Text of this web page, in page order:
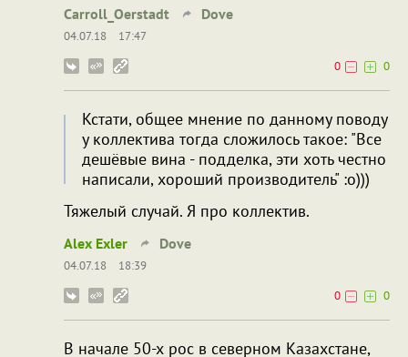
Carroll_Oerstadt Dove
04.07.18
17:47
0
0
Кстати, общее мнение по данному поводу
у коллектива тогда сложилось такое: "Все
дешёвые вина - подделка, эти хоть честно
написали, хороший производитель" :о)))
Тяжелый случай. Я про коллектив.
Alex Exler Dove
04.07.18
18:39
0
0
В начале 50-х рос в северном Казахстане,